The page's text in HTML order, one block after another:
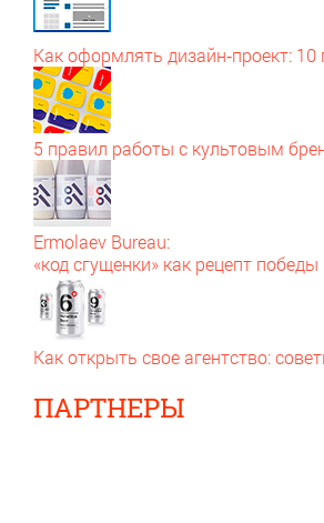
Как оформлять дизайн‑проект: 10
5 правил работы с культовым
Ermolaev Bureau:
«код сгущенки» как рецепт победы
Как открыть свое агентство:
ПАРТНЕРЫ